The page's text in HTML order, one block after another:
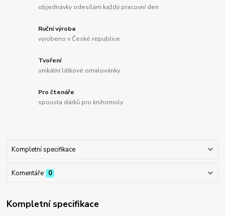
objednávky odesílám každý pracovní den
Ruční výroba
vyrobeno v České republice
Tvoření
unikátní látkové omalovánky
Pro čtenáře
spousta dárků pro knihomoly
Kompletní specifikace
Komentáře 0
Kompletní specifikace